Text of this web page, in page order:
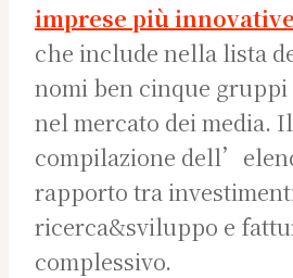
imprese più innovative
che include nella lista
nomi ben cinque gruppi
nel mercato dei media.
compilazione
rapporto tra
ricerca&sviluppo e
complessivo.